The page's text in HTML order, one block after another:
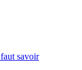
savoir